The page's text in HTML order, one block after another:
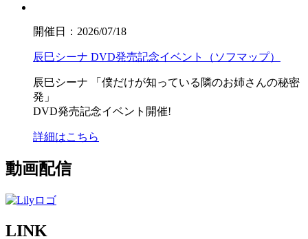
開催日：2026/07/18
辰巳シーナ DVD発売記念イベント（ソフマップ）
辰巳シーナ
「僕だけが知っている隣のお姉さんの秘密
発」
DVD発売記念イベント開催!
詳細はこちら
動画配信
LINK